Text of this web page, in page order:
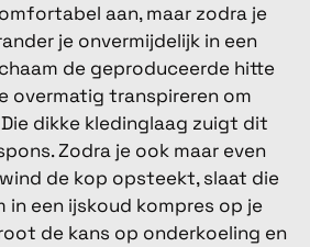
aan, maar zodra je
je onvermijdelijk in een
de geproduceerde hitte
overmatig transpireren om
dikke kledinglaag zuigt dit
Zodra je ook maar even
de kop opsteekt, slaat die
in een ijskoud kompres op je
de kans op onderkoeling en